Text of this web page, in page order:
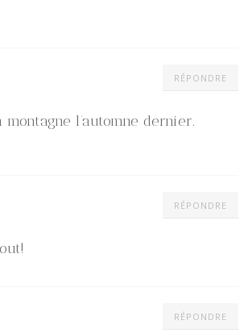
RÉPONDRE
l’automne dernier.
RÉPONDRE
RÉPONDRE